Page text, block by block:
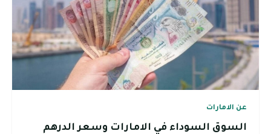
عن الامارات
السوق السوداء في الامارات وسعر الدرهم